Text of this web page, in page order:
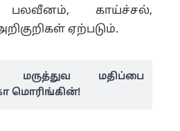
பலவீனம், காய்ச்சல்,
ஏற்படும்.
மருத்துவ மதிப்பை
மொரிங்கின்!